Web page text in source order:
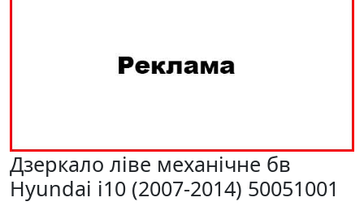
Дзеркало ліве механічне бв
Hyundai i10 (2007-2014) 50051001